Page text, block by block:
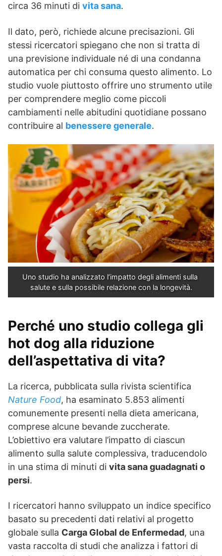
circa 36 minuti di vita sana.
Il dato, però, richiede alcune precisazioni. Gli
stessi ricercatori spiegano che non si tratta di
una previsione individuale né di una condanna
automatica per chi consuma questo alimento. Lo
studio vuole piuttosto offrire uno strumento utile
per comprendere meglio come piccoli
cambiamenti nelle abitudini quotidiane possano
contribuire al benessere generale.
Uno studio ha analizzato l’impatto degli alimenti sulla
salute e sulla possibile relazione con la longevità.
Perché uno studio collega gli
hot dog alla riduzione
dell’aspettativa di vita?
La ricerca, pubblicata sulla rivista scientifica
Nature Food, ha esaminato 5.853 alimenti
comunemente presenti nella dieta americana,
comprese alcune bevande zuccherate.
L’obiettivo era valutare l’impatto di ciascun
alimento sulla salute complessiva, traducendolo
in una stima di minuti di vita sana guadagnati o
persi.
I ricercatori hanno sviluppato un indice specifico
basato su precedenti dati relativi al progetto
globale sulla Carga Global de Enfermedad, una
vasta raccolta di studi che analizza i fattori di